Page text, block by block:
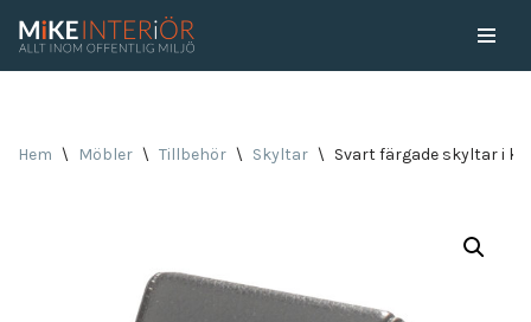
Hem \ Möbler \ Tillbehör \ Skyltar \ Svart färgade skyltar i